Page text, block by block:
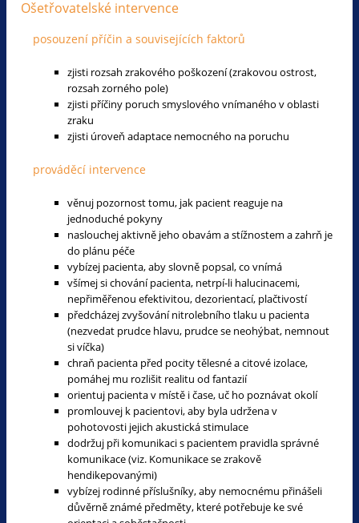
Ošetřovatelské intervence
posouzení příčin a souvisejících faktorů
zjisti rozsah zrakového poškození (zrakovou ostrost,
rozsah zorného pole)
zjisti příčiny poruch smyslového vnímaného v oblasti
zraku
zjisti úroveň adaptace nemocného na poruchu
prováděcí intervence
věnuj pozornost tomu, jak pacient reaguje na
jednoduché pokyny
naslouchej aktivně jeho obavám a stížnostem a zahrň je
do plánu péče
vybízej pacienta, aby slovně popsal, co vnímá
všímej si chování pacienta, netrpí-li halucinacemi,
nepřiměřenou efektivitou, dezorientací, plačtivostí
předcházej zvyšování nitrolebního tlaku u pacienta
(nezvedat prudce hlavu, prudce se neohýbat, nemnout
si víčka)
chraň pacienta před pocity tělesné a citové izolace,
pomáhej mu rozlišit realitu od fantazií
orientuj pacienta v místě i čase, uč ho poznávat okolí
promlouvej k pacientovi, aby byla udržena v
pohotovosti jejich akustická stimulace
dodržuj při komunikaci s pacientem pravidla správné
komunikace (viz. Komunikace se zrakově
hendikepovanými)
vybízej rodinné příslušníky, aby nemocnému přinášeli
důvěrně známé předměty, které potřebuje ke své